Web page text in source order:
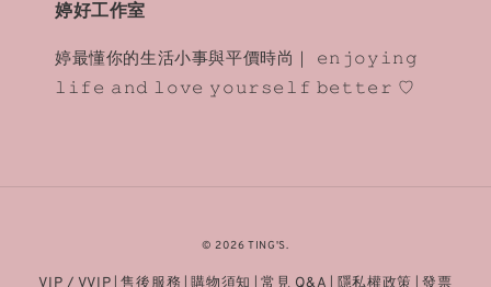
婷好工作室
婷最懂你的生活小事與平價時尚｜ 𝚎𝚗𝚓𝚘𝚢𝚒𝚗𝚐
𝚕𝚒𝚏𝚎 𝚊𝚗𝚍 𝚕𝚘𝚟𝚎 𝚢𝚘𝚞𝚛𝚜𝚎𝚕𝚏 𝚋𝚎𝚝𝚝𝚎𝚛 ♡
© 2026 TING'S.